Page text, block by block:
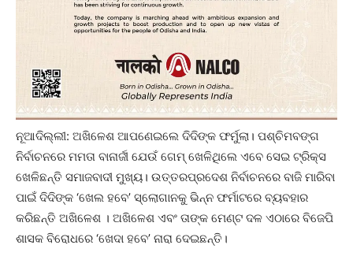
ନୂଆଦିଲ୍ଲୀ: ଅଖିଳେଶ ଆପଣେଇଲେ ଦିଦିଙ୍କ ଫର୍ମୁଲା। ପଶ୍ଚିମବଙ୍ଗ
ନିର୍ବାଚନରେ ମମତା ବାନାର୍ଜୀ ଯେଉଁ ଗେମ୍‌ ଖେଳିଥିଲେ ଏବେ ସେଇ ଟ୍ରିକ୍ସ
ଖେଳିଛନ୍ତି ସମାଜବାଦୀ ମୁଖ୍ୟ। ଉତ୍ତରପ୍ରଦେଶ ନିର୍ବାଚନରେ ବାଜି ମାରିବା
ପାଇଁ ଦିଦିଙ୍କ ‘ଖେଲ ହବେ’ ସ୍ଲୋଗାନକୁ ଭିନ୍ନ ଫର୍ମାଟରେ ବ୍ୟବହାର
କରିଛନ୍ତି ଅଖିଳେଶ । ଅଖିଳେଶ ଏବଂ ତାଙ୍କ ମେଣ୍ଟ ଦଳ ଏଠାରେ ବିଜେପି
ଶାସକ ବିରୋଧରେ ‘ଖେଦା ହବେ’ ନାରା ଦେଇଛନ୍ତି।